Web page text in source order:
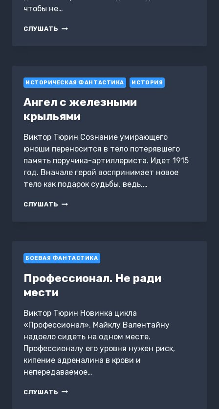
чтобы не…
СЛУШАТЬ ЦЕПНОЙ
ИСТОРИЧЕСКАЯ ФАНТАСТИКА ИСТОРИЯ
Ангел с железными
крыльями
Виктор Тюрин Сознание умирающего
юноши переносится в тело потерявшего
память поручика-артиллериста. Идет 1915
год. Вначале герой воспринимает новое
тело как подарок судьбы, ведь,…
СЛУШАТЬ АНГЕЛ
БОЕВАЯ ФАНТАСТИКА
Профессионал. Не ради
мести
Виктор Тюрин Новинка цикла
«Профессионал». Майклу Валентайну
надоело сидеть на одном месте.
Профессионалу его уровня нужен риск,
кипение адреналина в крови и
непередаваемое…
СЛУШАТЬ ПРОФЕССИОНАЛ.